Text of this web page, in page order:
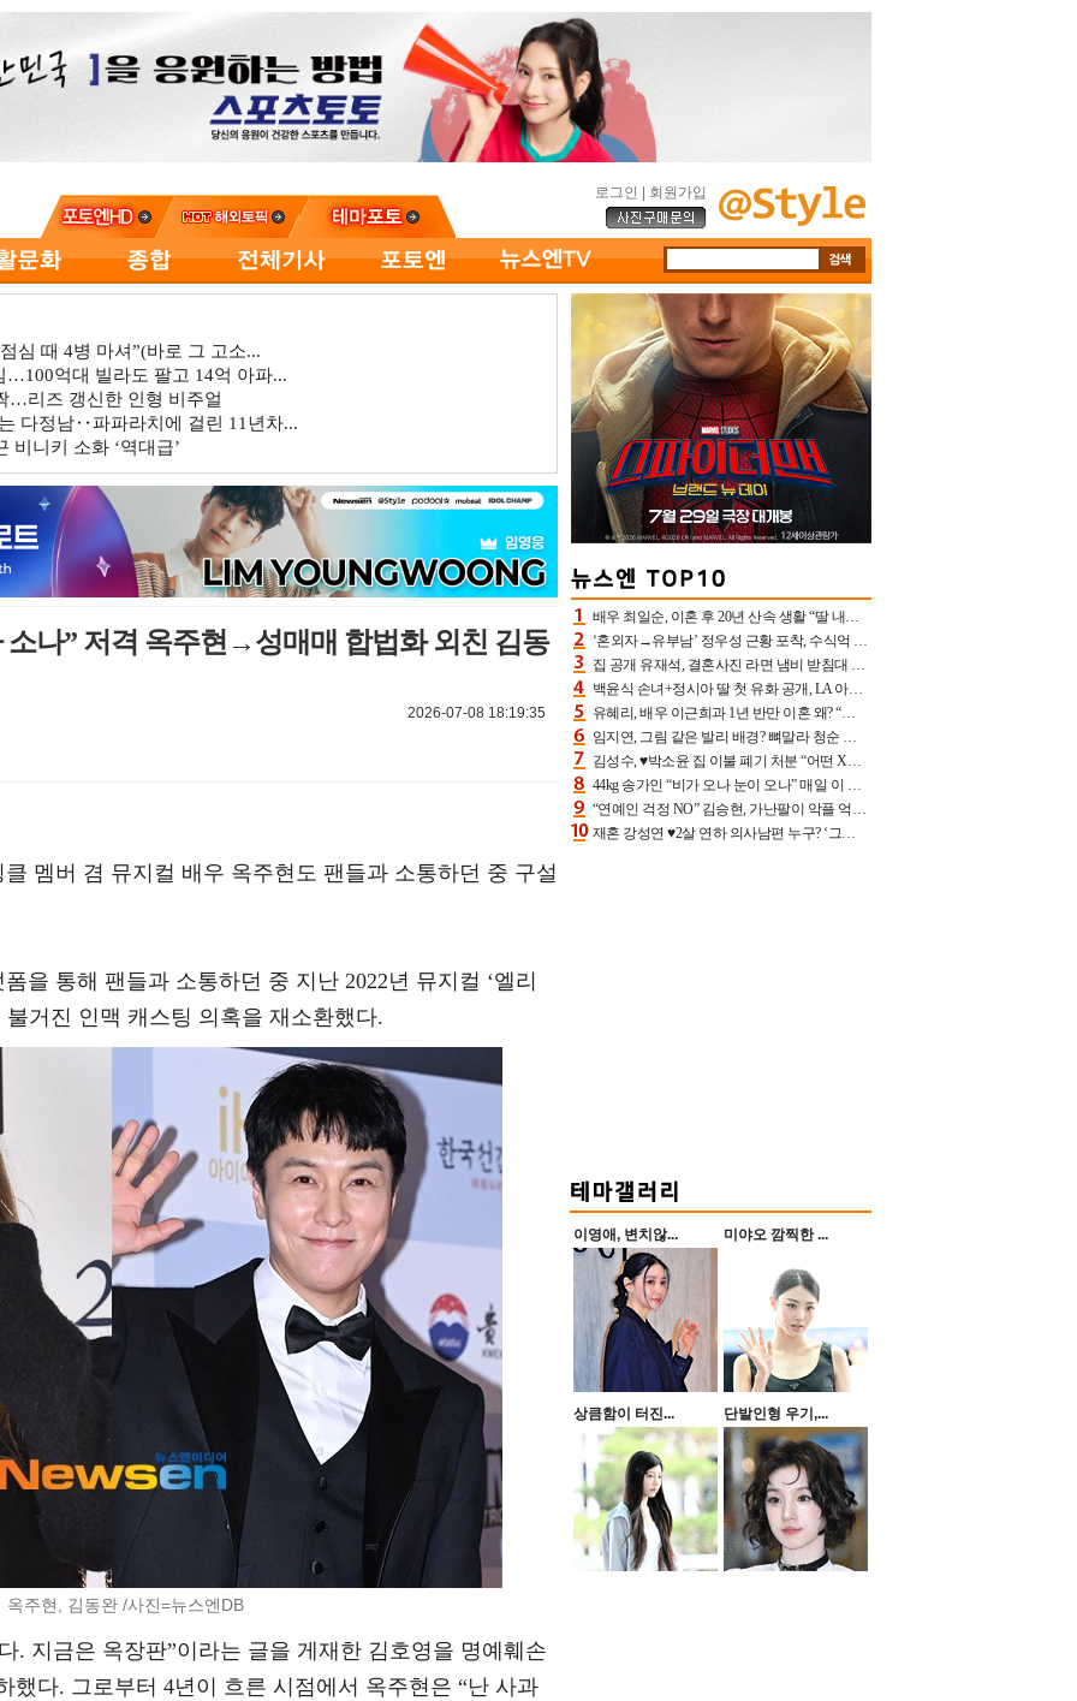
로그인 회원가입
심 때 4병 마셔”(바로 그 고소...
억대 빌라도 팔고 14억 아파...
…리즈 갱신한 인형 비주얼
다정남‥파파라치에 걸린 11년차...
비니키 소화 ‘역대급’
나” 저격 옥주현→성매매 합법화 외친 김동
2026-07-08 18:19:35
멤버 겸 뮤지컬 배우 옥주현도 팬들과 소통하던 중 구설
을 통해 팬들과 소통하던 중 지난 2022년 뮤지컬 ‘엘리
거진 인맥 캐스팅 의혹을 재소환했다.
주현, 김동완 /사진=뉴스엔DB
. 지금은 옥장판”이라는 글을 게재한 김호영을 명예훼손
했다. 그로부터 4년이 흐른 시점에서 옥주현은 “난 사과
배우 최일순, 이혼 후 20년 산속 생활 “딸 내가 버렸다고 원망‥맘 아파”(특종)[어제TV]
‘혼외자→유부남’ 정우성 근황 포착, 수식억 해킹 피해 후배 만났다 “존경하는”
집 공개 유재석, 결혼사진 라면 냄비 받침대 되고 분노‥가족사진도 피해(놀뭐)[어제TV]
백윤식 손녀+정시아 딸 첫 유화 공개, LA 아트쇼→서울국제조각페스타 작가다운 수준급 실력
유혜리, 배우 이근희과 1년 반만 이혼 왜? “식칼 꽂고 의자 던져” 충격 폭로(특종)[어제TV]
임지연, 그림 같은 발리 배경? 뼈말라 청순 비키니 핏에 상대 안 되네
김성수, ♥박소윤 집 이불 폐기 처분 “어떤 X이랑 썼을지 몰라” 질투(신랑수업2)[어제TV]
44kg 송가인 “비가 오나 눈이 오나” 매일 이 운동, 허벅지 근육량 상승+체지방 감소
“연예인 걱정 NO” 김승현, 가난팔이 악플 억울할만‥아내+딸과 日 여행
재혼 강성연 ♥2살 연하 의사남편 누구? ‘그알’ 자문의에 훈남 비주얼 초엘리트 스펙 [종합]
이영애, 변치않... 미야오 깜찍한 ...
상큼함이 터진... 단발인형 우기,...